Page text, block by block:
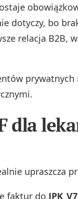
dotyczy, bo
relacja B2B,
prywatnych
dla
upraszcza
faktur do JPK_V7